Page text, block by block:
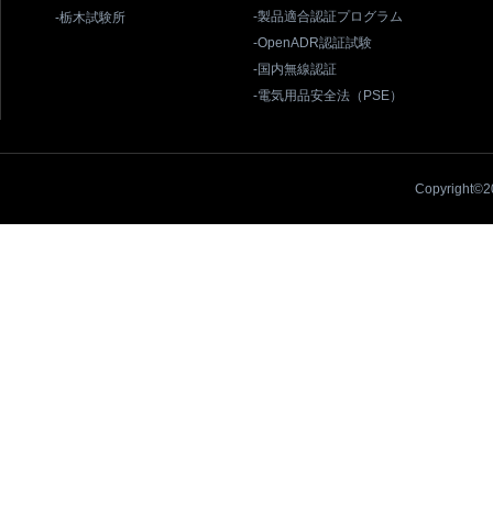
-栃木試験所
-製品適合認証プログラム
-OpenADR認証試験
-国内無線認証
-電気用品安全法（PSE）